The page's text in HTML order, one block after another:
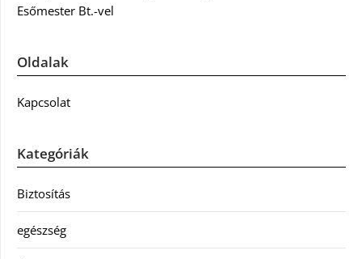
Esőmester Bt.-vel
Oldalak
Kapcsolat
Kategóriák
Biztosítás
egészség